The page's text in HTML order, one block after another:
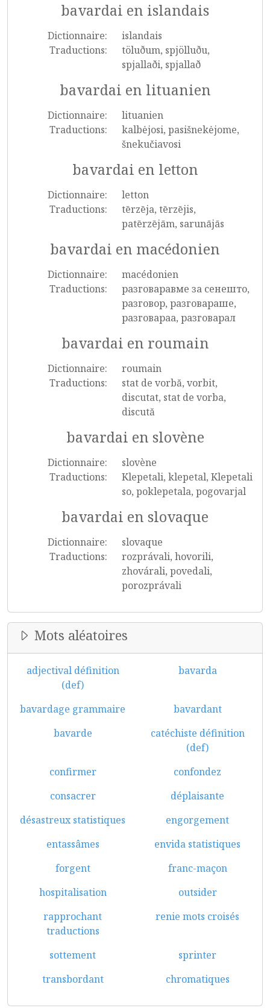
bavardai en islandais
Dictionnaire:
islandais
Traductions:
töluðum, spjölluðu,
spjallaði, spjallað
bavardai en lituanien
Dictionnaire:
lituanien
Traductions:
kalbėjosi, pasišnekėjome,
šnekučiavosi
bavardai en letton
Dictionnaire:
letton
Traductions:
tērzēja, tērzējis,
patērzējām, sarunājās
bavardai en macédonien
Dictionnaire:
macédonien
Traductions:
разговаравме за сенешто,
разговор, разговараше,
разговараа, разговарал
bavardai en roumain
Dictionnaire:
roumain
Traductions:
stat de vorbă, vorbit,
discutat, stat de vorba,
discută
bavardai en slovène
Dictionnaire:
slovène
Traductions:
Klepetali, klepetal, Klepetali
so, poklepetala, pogovarjal
bavardai en slovaque
Dictionnaire:
slovaque
Traductions:
rozprávali, hovorili,
zhovárali, povedali,
porozprávali
Mots aléatoires
adjectival définition
(def)
bavarda
bavardage grammaire
bavardant
bavarde
catéchiste définition
(def)
confirmer
confondez
consacrer
déplaisante
désastreux statistiques
engorgement
entassâmes
envida statistiques
forgent
franc-maçon
hospitalisation
outsider
rapprochant
traductions
renie mots croisés
sottement
sprinter
transbordant
chromatiques